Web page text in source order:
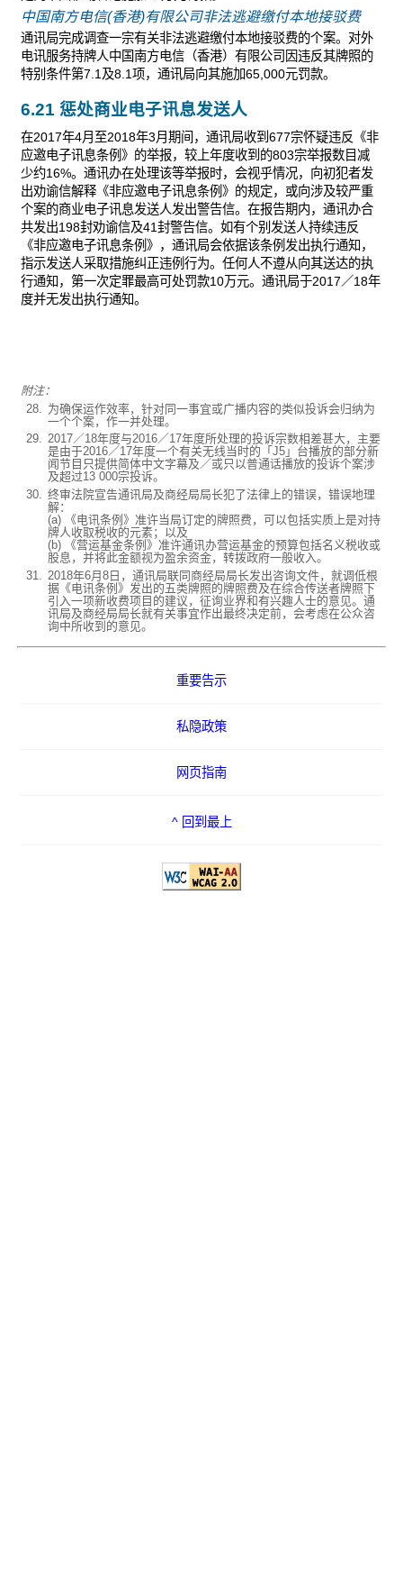
中国南方电信(香港)有限公司非法逃避缴付本地接驳费
通讯局完成调查一宗有关非法逃避缴付本地接驳费的个案。对外
电讯服务持牌人中国南方电信（香港）有限公司因违反其牌照的
特别条件第7.1及8.1项，通讯局向其施加65,000元罚款。
6.21 惩处商业电子讯息发送人
在2017年4月至2018年3月期间，通讯局收到677宗怀疑违反《非
应邀电子讯息条例》的举报，较上年度收到的803宗举报数目减
少约16%。通讯办在处理该等举报时，会视乎情况，向初犯者发
出劝谕信解释《非应邀电子讯息条例》的规定，或向涉及较严重
个案的商业电子讯息发送人发出警告信。在报告期内，通讯办合
共发出198封劝谕信及41封警告信。如有个别发送人持续违反
《非应邀电子讯息条例》，通讯局会依据该条例发出执行通知，
指示发送人采取措施纠正违例行为。任何人不遵从向其送达的执
行通知，第一次定罪最高可处罚款10万元。通讯局于2017／18年
度并无发出执行通知。
附注：
为确保运作效率，针对同一事宜或广播内容的类似投诉会归纳为
一个个案，作一并处理。
2017／18年度与2016／17年度所处理的投诉宗数相差甚大，主要
是由于2016／17年度一个有关无线当时的「J5」台播放的部分新
闻节目只提供简体中文字幕及／或只以普通话播放的投诉个案涉
及超过13 000宗投诉。
终审法院宣告通讯局及商经局局长犯了法律上的错误，错误地理
解：
(a) 《电讯条例》准许当局订定的牌照费，可以包括实质上是对持
牌人收取税收的元素；以及
(b) 《营运基金条例》准许通讯办营运基金的预算包括名义税收或
股息，并将此金额视为盈余资金，转拨政府一般收入。
2018年6月8日，通讯局联同商经局局长发出咨询文件，就调低根
据《电讯条例》发出的五类牌照的牌照费及在综合传送者牌照下
引入一项新收费项目的建议，征询业界和有兴趣人士的意见。通
讯局及商经局局长就有关事宜作出最终决定前，会考虑在公众咨
询中所收到的意见。
重要告示
私隐政策
网页指南
^ 回到最上